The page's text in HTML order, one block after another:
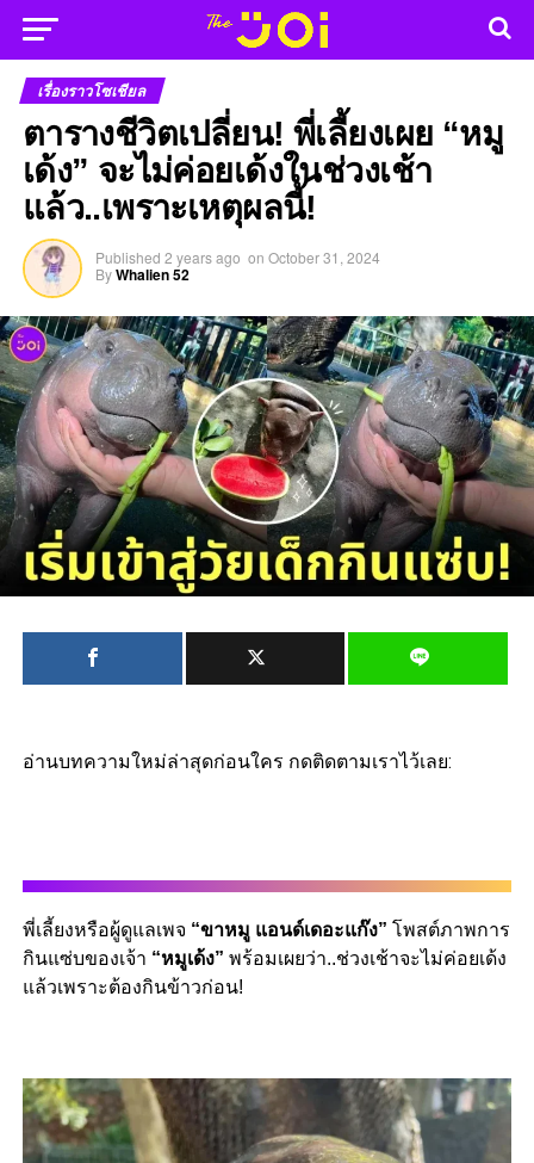
เรื่องราวโซเชียล
ตารางชีวิตเปลี่ยน! พี่เลี้ยงเผย “หมู
เด้ง” จะไม่ค่อยเด้งในช่วงเช้า
แล้ว..เพราะเหตุผลนี้!
Published 2 years ago on October 31, 2024
ByWhalien 52
อ่านบทความใหม่ล่าสุดก่อนใคร กดติดตามเราไว้เลย:
พี่เลี้ยงหรือผู้ดูแลเพจ “ขาหมู แอนด์เดอะแก๊ง” โพสต์ภาพการ
กินแซ่บของเจ้า “หมูเด้ง” พร้อมเผยว่า..ช่วงเช้าจะไม่ค่อยเด้ง
แล้วเพราะต้องกินข้าวก่อน!